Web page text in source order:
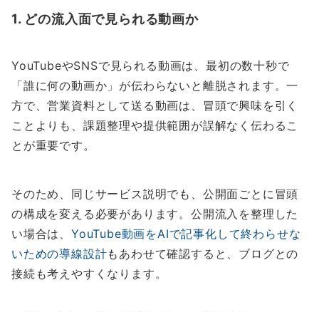
1. どの流入面で見られる動画か
YouTubeやSNSで見られる動画は、最初の数十秒で
「誰に何の動画か」が伝わらないと離脱されます。一
方で、営業資料として送る動画は、冒頭で興味を引く
ことよりも、課題整理や提供範囲が誤解なく伝わるこ
とが重要です。
そのため、同じサービス説明でも、公開面ごとに冒頭
の構成を変える必要があります。公開流入を整理した
い場合は、 YouTube動画をAIで記事化して終わらせな
いための導線設計もあわせて確認すると、ブログとの
接続も考えやすくなります。